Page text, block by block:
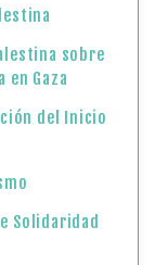
sobre
Gaza
del Inicio
Solidaridad